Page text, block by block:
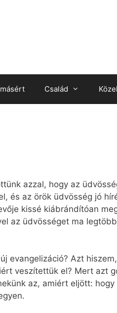
Család
azzal, hogy az
és az örök üdvösség jó
kissé kiábrándítóan
az üdvösséget ma
evangelizáció? Azt
veszítettük el? Mert azt
az, amiért eljött: